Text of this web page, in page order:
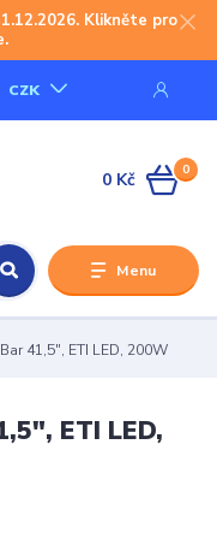
Klikněte pro
Menu
CZK
0
0 Kč
41,5", ETI LED, 200W
ETI LED,